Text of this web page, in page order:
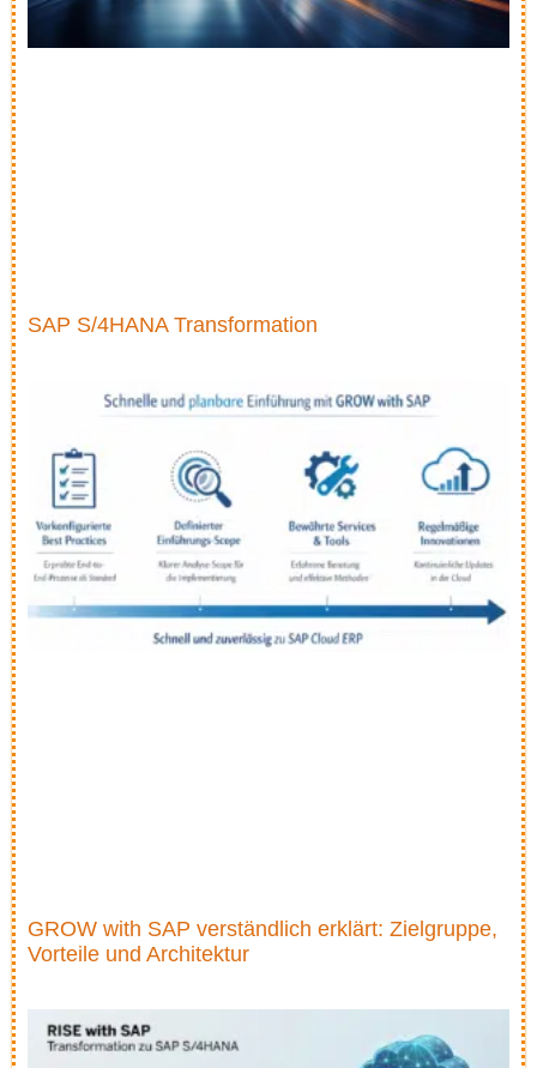
SAP S/4HANA Transformation
GROW with SAP verständlich erklärt: Zielgruppe,
Vorteile und Architektur